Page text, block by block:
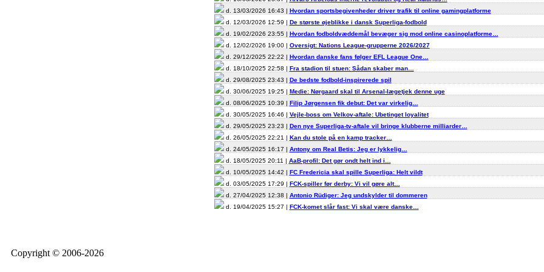
d. 13/03/2026 16:43 | Hvordan sportsbegivenheder driver trafik til online gamingplatforme
d. 12/03/2026 12:59 | De største øjeblikke i dansk Superliga-fodbold
d. 19/02/2026 23:55 | Hvordan fodboldvæddemål bevæger sig mod online casinoplatforme…
d. 12/02/2026 19:00 | Oversigt: Nations League-grupperne 2026/2027
d. 29/12/2025 22:22 | Hvordan danske fans følger EFL League One…
d. 18/10/2025 22:58 | Fra stadion til stuen: Sådan skaber man…
d. 29/08/2025 23:43 | De bedste fodbold-inspirerede spil
d. 30/06/2025 19:25 | Medie: Nørgaard skal til Arsenal-lægetjek denne uge
d. 08/06/2025 10:39 | Filip Jørgensen fik debut: Det var virkelig…
d. 30/05/2025 16:46 | Vejle-boss om Velkov-aftale: Ubetinget loyalitet
d. 29/05/2025 23:23 | Den nye Superliga-tv-aftale vil bringe klubberne milliarder…
d. 26/05/2025 22:21 | Kan du stole på en kamp tracker…
d. 24/05/2025 16:17 | Antony om Real Betis: Jeg er lykkelig…
d. 18/05/2025 20:11 | AaB-profil: Det gør ondt helt ind i…
d. 10/05/2025 14:42 | FC Fredericia skal spille Superliga: Helt vildt
d. 03/05/2025 17:29 | FCK-spiller før derby: Vi vil gøre alt…
d. 27/04/2025 12:38 | Antonio Rüdiger: Jeg undskylder til dommeren
d. 19/04/2025 15:27 | FCK-komet slår fast: Vi skal være danske…
Copyright © 2006-2026